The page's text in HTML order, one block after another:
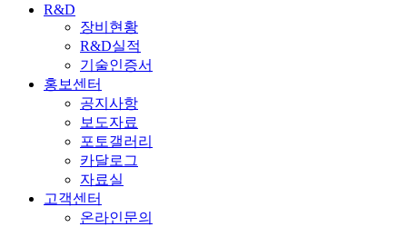
R&D
장비현황
R&D실적
기술인증서
홍보센터
공지사항
보도자료
포토갤러리
카달로그
자료실
고객센터
온라인문의